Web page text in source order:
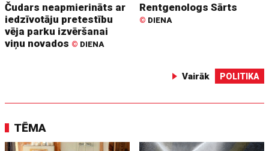
Čudars neapmierināts ar
iedzīvotāju pretestību
vēja parku izvēršanai
viņu novados © DIENA
Rentgenologs Sārts
© DIENA
Vairāk POLITIKA
TĒMA